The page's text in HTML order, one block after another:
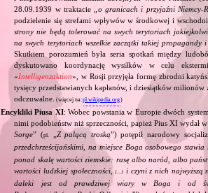
28.09.1939 w traktacie „ o granicach i przyjaźni
podzielenie się strefami wpływów w środkowej i
strony nie będą tolerować na swych terytoriach
na swych terytoriach wszelkie zaczątki takiej
Skutkiem porozumień była seria spotkań między
dyskutowano koordynację wysiłków w celu
«Intelligenzaktion», w Rosji przyjęła formę zbrodni
tysięcy przedstawianych kapłanów, i dziesiątków
odczuwalne. (więcej na:pl.wikipedia.org)
Encykliki Piusa XI: Wobec powstania w Europie dwóch
nimi podobieństw niż sprzeczności, papież Pius XI
Sorge” (pl. Z palącą troską”) potępił narodowy
przedchrześcijańskimi, na miejsce Boga osobowego
ponad skalę wartości ziemskie: rasę albo naród, albo
wartości ludzkiej społeczności,[…] i czyni z nich najwyższą
daleki jest od prawdziwej wiary w Boga i od